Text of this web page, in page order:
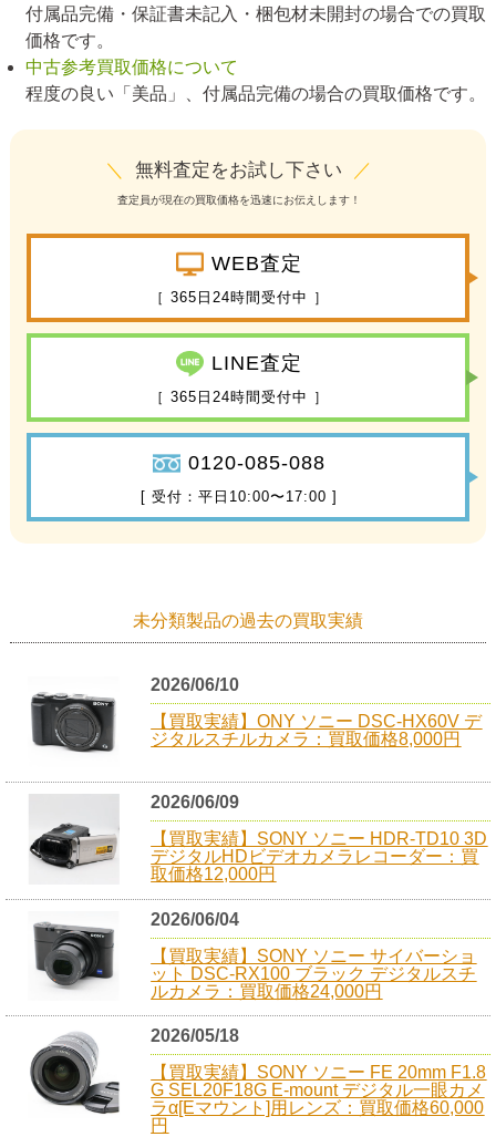
付属品完備・保証書未記入・梱包材未開封の場合での買取
価格です。
中古参考買取価格について
程度の良い「美品」、付属品完備の場合の買取価格です。
＼ 無料査定をお試し下さい ／
査定員が現在の買取価格を迅速にお伝えします！
WEB査定
［ 365日24時間受付中 ］
LINE査定
［ 365日24時間受付中 ］
0120-085-088
[ 受付：平日10:00〜17:00 ]
未分類製品の過去の買取実績
2026/06/10
【買取実績】ONY ソニー DSC-HX60V デ
ジタルスチルカメラ：買取価格8,000円
2026/06/09
【買取実績】SONY ソニー HDR-TD10 3D
デジタルHDビデオカメラレコーダー：買
取価格12,000円
2026/06/04
【買取実績】SONY ソニー サイバーショ
ット DSC-RX100 ブラック デジタルスチ
ルカメラ：買取価格24,000円
2026/05/18
【買取実績】SONY ソニー FE 20mm F1.8
G SEL20F18G E-mount デジタル一眼カメ
ラα[Eマウント]用レンズ：買取価格60,000
円